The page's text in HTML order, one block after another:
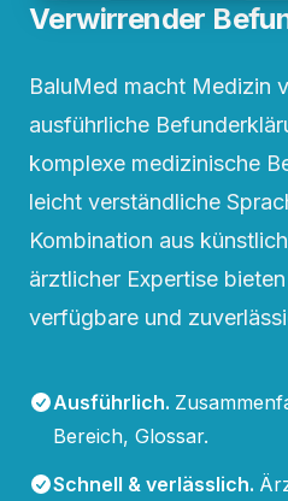
Verwirrender
BaluMed macht Medizin
ausführliche
komplexe medizinische
leicht verständliche
Kombination aus
ärztlicher Expertise
verfügbare und
Ausführlich.
Bereich, Glossar.
Schnell & verlässlich.